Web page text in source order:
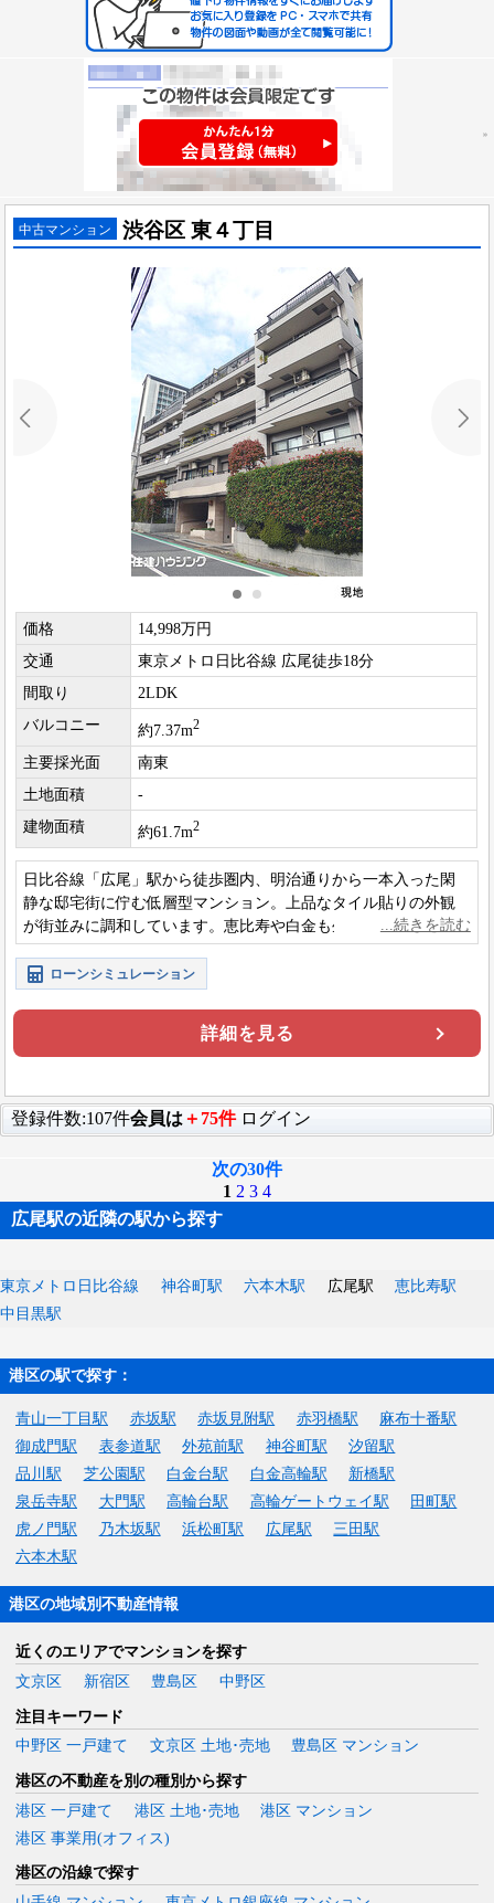
中古マンション 渋谷区 東４丁目
価格
14,998万円
交通
東京メトロ日比谷線 広尾徒歩18分
間取り
2LDK
バルコニー
約7.37m2
主要採光面
南東
土地面積
-
建物面積
約61.7m2
日比谷線「広尾」駅から徒歩圏内、明治通りから一本入った閑
静な邸宅街に佇む低層型マンション。上品なタイル貼りの外観
が街並みに調和しています。恵比寿や白金も生活圏に収める、
高い利便性と穏やかな住環境を兼ね備えています。
ローンシミュレーション
詳細を見る
登録件数:107件会員は ＋75件 ログイン
次の30件
1 2 3 4
広尾駅の近隣の駅から探す
東京メトロ日比谷線 神谷町駅 六本木駅 広尾駅
恵比寿駅
中目黒駅
港区の駅で探す：
青山一丁目駅 赤坂駅 赤坂見附駅 赤羽橋駅
麻布十番駅
御成門駅
表参道駅 外苑前駅 神谷町駅
汐留駅
品川駅
芝公園駅 白金台駅 白金高輪駅
新橋駅
泉岳寺駅
大門駅 高輪台駅 高輪ゲートウェイ駅
田町駅
虎ノ門駅
乃木坂駅 浜松町駅 広尾駅
三田駅
六本木駅
港区の地域別不動産情報
近くのエリアでマンションを探す
文京区
新宿区 豊島区 中野区
注目キーワード
中野区 一戸建て
文京区 土地･売地 豊島区 マンション
港区の不動産を別の種別から探す
港区 一戸建て
港区 土地･売地
港区 マンション
港区 事業用(オフィス)
港区の沿線で探す